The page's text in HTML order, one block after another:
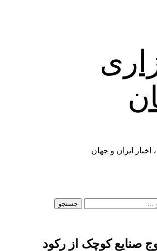
ایران و جهان
صنایع کوچک از رکود